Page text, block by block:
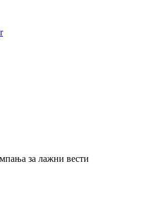
за лажни вести